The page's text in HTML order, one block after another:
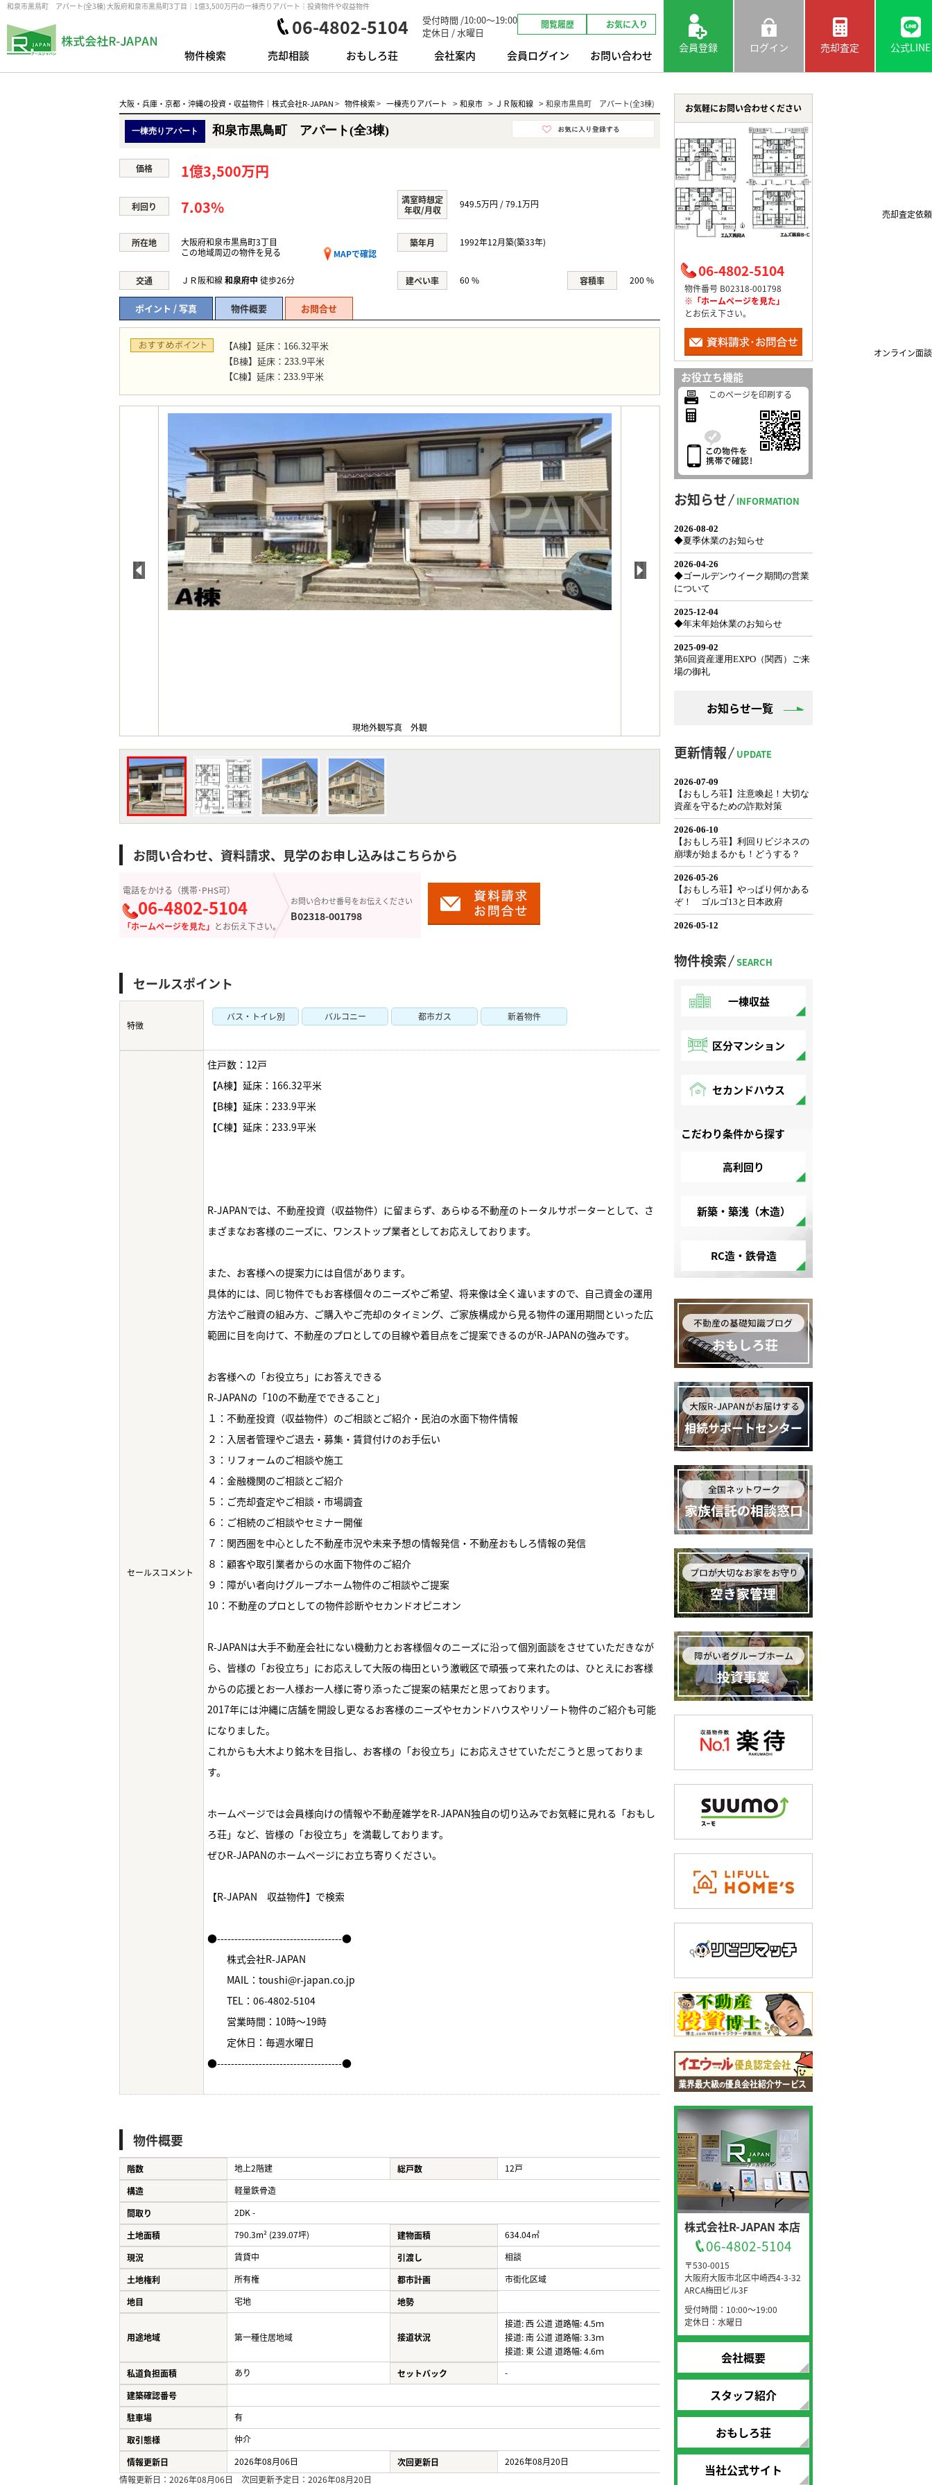
和泉市黒鳥町 アパート(全3棟) 大阪府和泉市黒鳥町3丁目｜1億3,500万円の一棟売りアパート｜投資物件や収益物件
06-4802-5104
受付時間 /10:00～19:00
定休日 / 水曜日
閲覧履歴 お気に入り
物件検索 売却相談 おもしろ荘 会社案内 会員ログイン お問い合わせ
会員登録 ログイン 売却査定 公式LINE
大阪・兵庫・京都・沖縄の投資・収益物件｜株式会社R-JAPAN> 物件検索> 一棟売りアパート >和泉市 > ＪＲ阪和線 >和泉市黒鳥町 アパート(全3棟)
一棟売りアパート 和泉市黒鳥町 アパート(全3棟)
価格 1億3,500万円
利回り 7.03%
満室時想定
年収/月収
949.5万円 / 79.1万円
所在地
大阪府和泉市黒鳥町3丁目
MAPで確認
この地域周辺の物件を見る
築年月 1992年12月築(築33年)
交通 ＪＲ阪和線和泉府中 徒歩26分 建ぺい率 60 % 容積率 200 %
ポイント / 写真 物件概要 お問合せ
【A棟】延床：166.32平米
【B棟】延床：233.9平米
【C棟】延床：233.9平米
現地外観写真 外観
お問い合わせ、資料請求、見学のお申し込みはこちらから
電話をかける（携帯･PHS可）
06-4802-5104
「ホームページを見た」 とお伝え下さい。
お問い合わせ番号をお伝えください
B02318-001798
セールスポイント
特徴
バス・トイレ別 バルコニー 都市ガス 新着物件
セールスコメント
住戸数：12戸
【A棟】延床：166.32平米
【B棟】延床：233.9平米
【C棟】延床：233.9平米
R-JAPANでは、不動産投資（収益物件）に留まらず、あらゆる不動産のトータルサポーターとして、さ
まざまなお客様のニーズに、ワンストップ業者としてお応えしております。
また、お客様への提案力には自信があります。
具体的には、同じ物件でもお客様個々のニーズやご希望、将来像は全く違いますので、自己資金の運用
方法やご融資の組み方、ご購入やご売却のタイミング、ご家族構成から見る物件の運用期間といった広
範囲に目を向けて、不動産のプロとしての目線や着目点をご提案できるのがR-JAPANの強みです。
お客様への「お役立ち」にお答えできる
R-JAPANの「10の不動産でできること」
１：不動産投資（収益物件）のご相談とご紹介・民泊の水面下物件情報
２：入居者管理やご退去・募集・賃貸付けのお手伝い
３：リフォームのご相談や施工
４：金融機関のご相談とご紹介
５：ご売却査定やご相談・市場調査
６：ご相続のご相談やセミナー開催
７：関西圏を中心とした不動産市況や未来予想の情報発信・不動産おもしろ情報の発信
８：顧客や取引業者からの水面下物件のご紹介
９：障がい者向けグループホーム物件のご相談やご提案
10：不動産のプロとしての物件診断やセカンドオピニオン
R-JAPANは大手不動産会社にない機動力とお客様個々のニーズに沿って個別面談をさせていただきなが
ら、皆様の「お役立ち」にお応えして大阪の梅田という激戦区で頑張って来れたのは、ひとえにお客様
からの応援とお一人様お一人様に寄り添ったご提案の結果だと思っております。
2017年には沖縄に店舗を開設し更なるお客様のニーズやセカンドハウスやリゾート物件のご紹介も可能
になりました。
これからも大木より銘木を目指し、お客様の「お役立ち」にお応えさせていただこうと思っておりま
す。
ホームページでは会員様向けの情報や不動産雑学をR-JAPAN独自の切り込みでお気軽に見れる「おもし
ろ荘」など、皆様の「お役立ち」を満載しております。
ぜひR-JAPANのホームページにお立ち寄りください。
【R-JAPAN 収益物件】で検索
●------------------------------------●
株式会社R-JAPAN
MAIL：toushi@r-japan.co.jp
TEL：06-4802-5104
営業時間：10時～19時
定休日：毎週水曜日
●------------------------------------●
物件概要
階数 地上2階建 総戸数
12戸
構造
軽量鉄骨造
間取り
2DK -
土地面積
790.3m² (239.07坪) 建物面積
634.04㎡
現況
賃貸中 引渡し
相談
土地権利
所有権 都市計画
市街化区域
地目
宅地 地勢
用途地域 第一種住居地域 接道状況
接道: 西 公道 道路幅: 4.5ｍ
接道: 南 公道 道路幅: 3.3ｍ
接道: 東 公道 道路幅: 4.6ｍ
私道負担面積
あり セットバック
-
建築確認番号
駐車場
有
取引態様
仲介
情報更新日
2026年08月06日 次回更新日
2026年08月20日
情報更新日：2026年08月06日 次回更新予定日：2026年08月20日
お気軽にお問い合わせください
06-4802-5104
物件番号 B02318-001798
※「ホームページを見た」
とお伝え下さい。
お役立ち機能
このページを印刷する
お知らせ INFORMATION
お知らせ一覧
更新情報 UPDATE
物件検索 SEARCH
一棟収益
区分マンション
セカンドハウス
こだわり条件から探す
高利回り
新築・築浅（木造）
RC造・鉄骨造
株式会社R-JAPAN 本店
06-4802-5104
〒530-0015
大阪府大阪市北区中崎西4-3-32
ARCA梅田ビル3F
受付時間：10:00～19:00
定休日：水曜日
会社概要
スタッフ紹介
おもしろ荘
当社公式サイト
売却査定依頼
オンライン面談